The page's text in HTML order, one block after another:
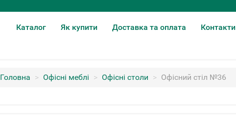
Каталог Як купити Доставка та оплата Контакти
Головна > Офісні меблі > Офісні столи > Офісний стіл №36